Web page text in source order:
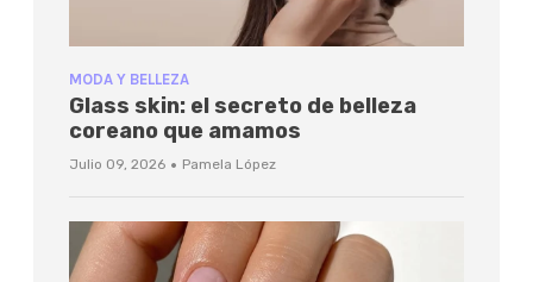
MODA Y BELLEZA
Glass skin: el secreto de belleza
coreano que amamos
Julio 09, 2026 · Pamela López